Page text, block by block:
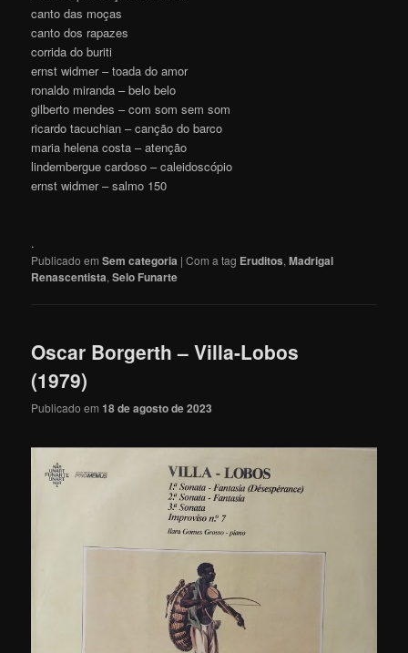
canto das moças
canto dos rapazes
corrida do buriti
ernst widmer – toada do amor
ronaldo miranda – belo belo
gilberto mendes – com som sem som
ricardo tacuchian – canção do barco
maria helena costa – atenção
lindembergue cardoso – caleidoscópio
ernst widmer – salmo 150
.
Publicado em Sem categoria |Com a tag Eruditos,Madrigal
Renascentista,Selo Funarte
Oscar Borgerth – Villa-Lobos
(1979)
Publicado em18 de agosto de 2023